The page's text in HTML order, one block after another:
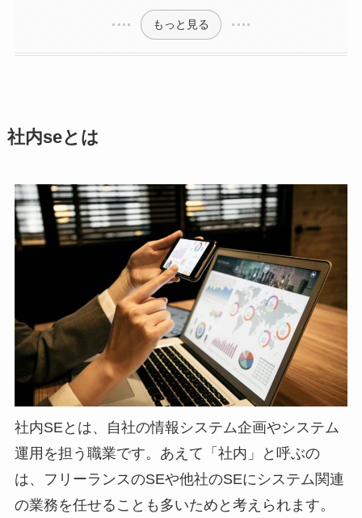
もっと見る
社内seとは
社内SEとは、自社の情報システム企画やシステム
運用を担う職業です。あえて「社内」と呼ぶの
は、フリーランスのSEや他社のSEにシステム関連
の業務を任せることも多いためと考えられます。